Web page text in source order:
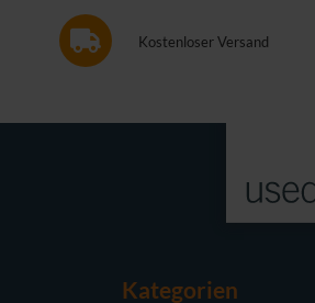
Kostenloser Versand
Kategorien